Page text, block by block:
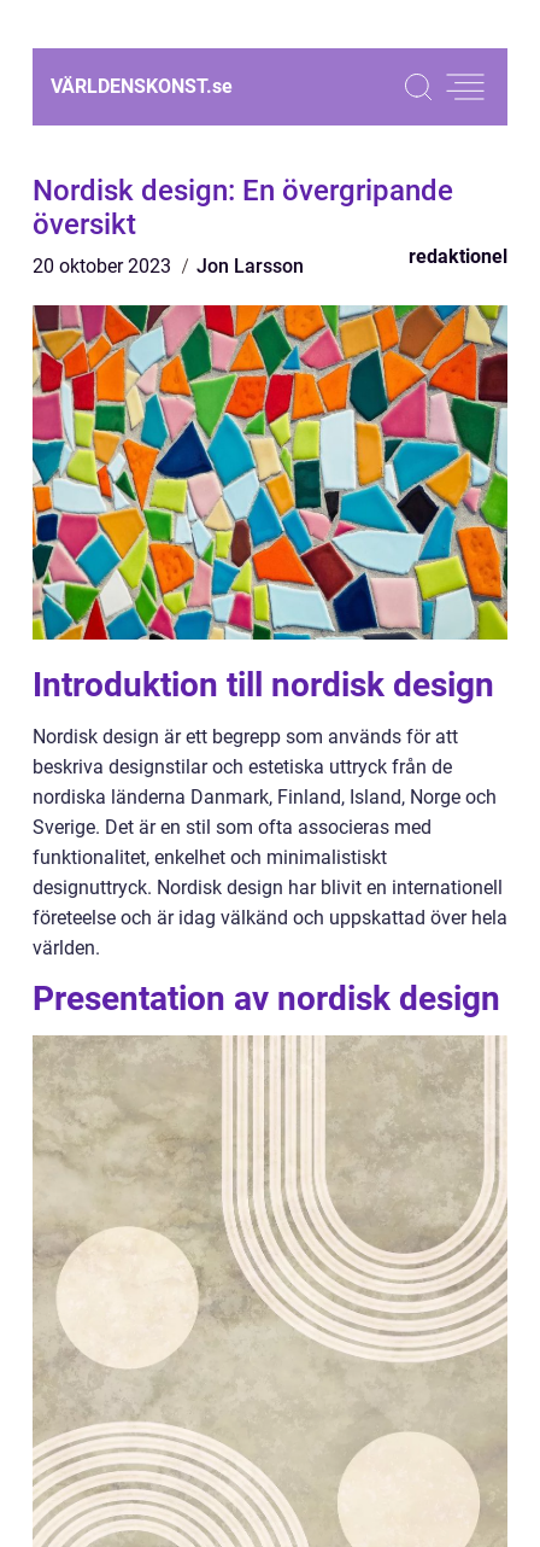
VÄRLDENSKONST.se
Nordisk design: En övergripande
översikt
20 oktober 2023 Jon Larsson redaktionel
Introduktion till nordisk design
Nordisk design är ett begrepp som används för att
beskriva designstilar och estetiska uttryck från de
nordiska länderna Danmark, Finland, Island, Norge och
Sverige. Det är en stil som ofta associeras med
funktionalitet, enkelhet och minimalistiskt
designuttryck. Nordisk design har blivit en internationell
företeelse och är idag välkänd och uppskattad över hela
världen.
Presentation av nordisk design